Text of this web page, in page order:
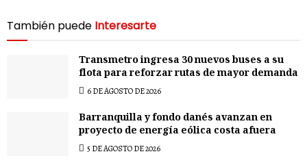
También puede Interesarte
Transmetro ingresa 30 nuevos buses a su
flota para reforzar rutas de mayor demanda
6 DE AGOSTO DE 2026
Barranquilla y fondo danés avanzan en
proyecto de energía eólica costa afuera
5 DE AGOSTO DE 2026